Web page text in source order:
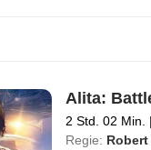
Alita:
2 Std. 02 Min. |
Regie: